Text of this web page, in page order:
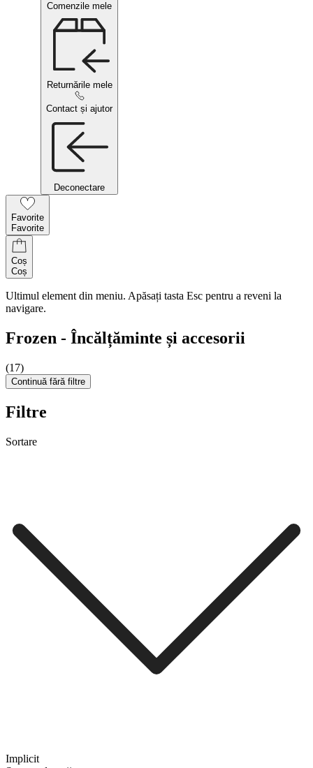
Comenzile mele
Returnările mele
Contact și ajutor
Deconectare
Favorite
Favorite
Coș
Coș
Ultimul element din meniu. Apăsați tasta Esc pentru a reveni la
navigare.
Frozen - Încălțăminte și accesorii
(17)
Continuă fără filtre
Filtre
Sortare
Implicit